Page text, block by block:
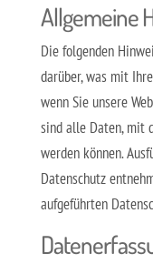
Allgemeine
Die folgenden
darüber, was mit
wenn Sie unsere
sind alle Daten, mit
werden können.
Datenschutz
aufgeführten